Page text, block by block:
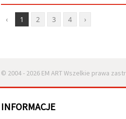
‹ 1 2 3 4 ›
© 2004 - 2026 EM ART Wszelkie prawa
INFORMACJE